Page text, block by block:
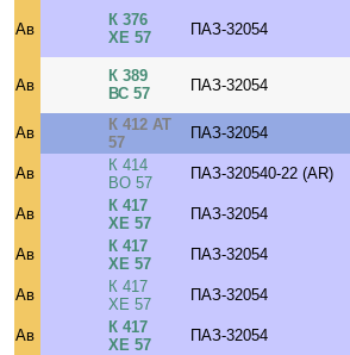
Ав
К 376
ХЕ 57
ПАЗ-32054
Ав
К 389
ВС 57
ПАЗ-32054
Ав
К 412 АТ
57
ПАЗ-32054
Ав
К 414
ВО 57
ПАЗ-320540-22 (AR)
Ав
К 417
ХЕ 57
ПАЗ-32054
Ав
К 417
ХЕ 57
ПАЗ-32054
Ав
К 417
ХЕ 57
ПАЗ-32054
Ав
К 417
ХЕ 57
ПАЗ-32054